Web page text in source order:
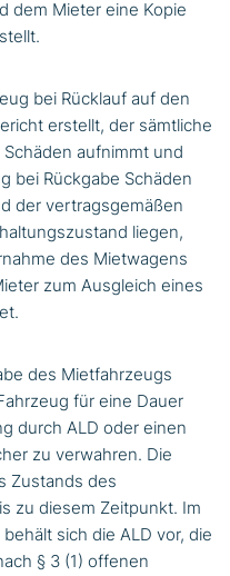
dem Mieter eine Kopie
bei Rücklauf auf den
erstellt, der sämtliche
aufnimmt und
bei Rückgabe Schäden
der vertragsgemäßen
liegen,
des Mietwagens
zum Ausgleich eines
des Mietfahrzeugs
für eine Dauer
durch ALD oder einen
zu verwahren. Die
Zustands des
zu diesem Zeitpunkt. Im
sich die ALD vor, die
§ 3 (1) offenen